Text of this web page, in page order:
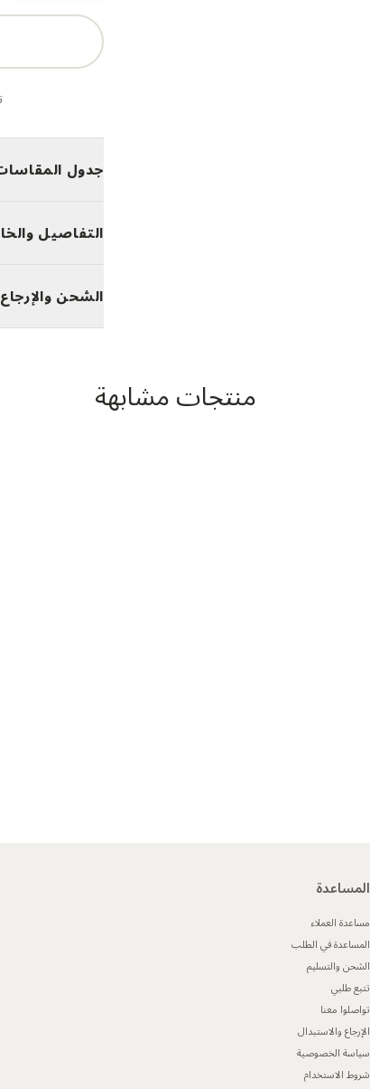
جدول
التفاصيل
الشحن والإرجاع
منتجات مشابهة
المساعدة
مساعدة العملاء
المساعدة في الطلب
الشحن والتسليم
تتبع طلبي
تواصلوا معنا
الإرجاع والاستبدال
سياسة الخصوصية
شروط الاستخدام